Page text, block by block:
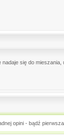
nadaje się do
opini - bądź